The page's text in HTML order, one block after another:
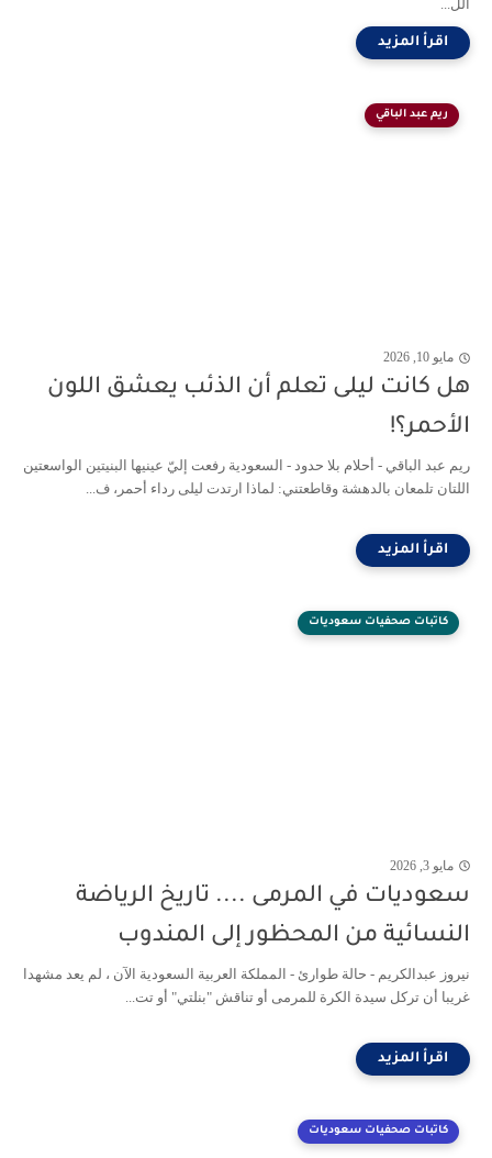
الل...
ريم عبد الباقي
مايو 10, 2026
هل كانت ليلى تعلم أن الذئب يعشق اللون
الأحمر؟!
ريم عبد الباقي - أحلام بلا حدود - السعودية رفعت إليّ عينيها البنيتين الواسعتين
اللتان تلمعان بالدهشة وقاطعتني: لماذا ارتدت ليلى رداء أحمر، ف...
كاتبات صحفيات سعوديات
مايو 3, 2026
سعوديات في المرمى .... تاريخ الرياضة
النسائية من المحظور إلى المندوب
نيروز عبدالكريم - حالة طوارئ - المملكة العربية السعودية الآن ، لم يعد مشهدا
غريبا أن تركل سيدة الكرة للمرمى أو تناقش "بنلتي" أو تت...
كاتبات صحفيات سعوديات